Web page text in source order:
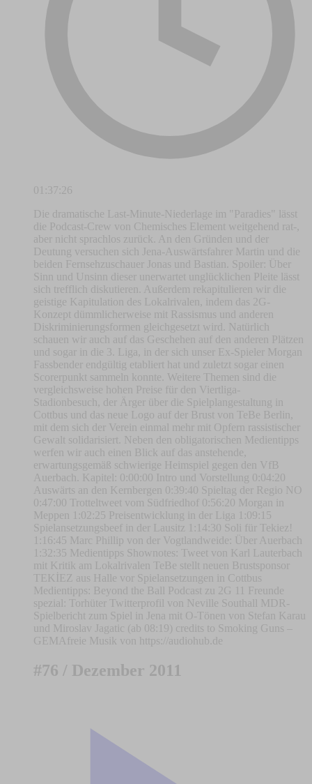
01:37:26
Die dramatische Last-Minute-Niederlage im "Paradies" lässt
die Podcast-Crew von Chemisches Element weitgehend rat-,
aber nicht sprachlos zurück. An den Gründen und der
Deutung versuchen sich Jena-Auswärtsfahrer Martin und die
beiden Fernsehzuschauer Jonas und Bastian. Spoiler: Über
Sinn und Unsinn dieser unerwartet unglücklichen Pleite lässt
sich trefflich diskutieren. Außerdem rekapitulieren wir die
geistige Kapitulation des Lokalrivalen, indem das 2G-
Konzept dümmlicherweise mit Rassismus und anderen
Diskriminierungsformen gleichgesetzt wird. Natürlich
schauen wir auch auf das Geschehen auf den anderen Plätzen
und sogar in die 3. Liga, in der sich unser Ex-Spieler Morgan
Fassbender endgültig etabliert hat und zuletzt sogar einen
Scorerpunkt sammeln konnte. Weitere Themen sind die
vergleichsweise hohen Preise für den Viertliga-
Stadionbesuch, der Ärger über die Spielplangestaltung in
Cottbus und das neue Logo auf der Brust von TeBe Berlin,
mit dem sich der Verein einmal mehr mit Opfern rassistischer
Gewalt solidarisiert. Neben den obligatorischen Medientipps
werfen wir auch einen Blick auf das anstehende,
erwartungsgemäß schwierige Heimspiel gegen den VfB
Auerbach. Kapitel: 0:00:00 Intro und Vorstellung 0:04:20
Auswärts an den Kernbergen 0:39:40 Spieltag der Regio NO
0:47:00 Trotteltweet vom Südfriedhof 0:56:20 Morgan in
Meppen 1:02:25 Preisentwicklung in der Liga 1:09:15
Spielansetzungsbeef in der Lausitz 1:14:30 Soli für Tekiez!
1:16:45 Marc Phillip von der Vogtlandweide: Über Auerbach
1:32:35 Medientipps Shownotes: Tweet von Karl Lauterbach
mit Kritik am Lokalrivalen TeBe stellt neuen Brustsponsor
TEKİEZ aus Halle vor Spielansetzungen in Cottbus
Medientipps: Beyond the Ball Podcast zu 2G 11 Freunde
spezial: Torhüter Twitterprofil von Neville Southall MDR-
Spielbericht zum Spiel in Jena mit O-Tönen von Stefan Karau
und Miroslav Jagatic (ab 08:19) credits to Smoking Guns –
GEMAfreie Musik von https://audiohub.de
#76 / Dezember 2011